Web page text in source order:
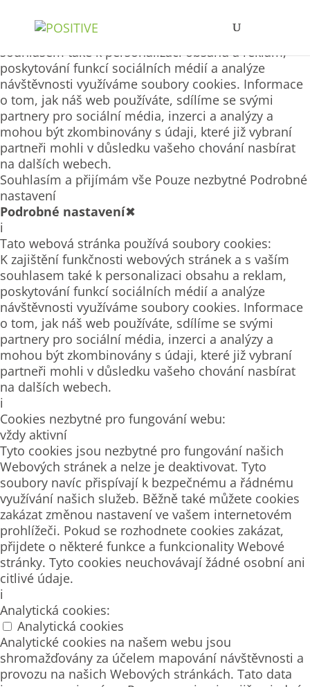
K zajištění funkčnosti webových stránek a s vaším
souhlasem také k personalizaci obsahu a reklam,
poskytování funkcí sociálních médií a analýze
návštěvnosti využíváme soubory cookies. Informace
o tom, jak náš web používáte, sdílíme se svými
partnery pro sociální média, inzerci a analýzy a
mohou být zkombinovány s údaji, které již vybraní
partneři mohli v důsledku vašeho chování nasbírat
na dalších webech.
Souhlasím a přijímám vše Pouze nezbytné Podrobné
nastavení
Podrobné nastavení✖
i
Tato webová stránka používá soubory cookies:
K zajištění funkčnosti webových stránek a s vaším
souhlasem také k personalizaci obsahu a reklam,
poskytování funkcí sociálních médií a analýze
návštěvnosti využíváme soubory cookies. Informace
o tom, jak náš web používáte, sdílíme se svými
partnery pro sociální média, inzerci a analýzy a
mohou být zkombinovány s údaji, které již vybraní
partneři mohli v důsledku vašeho chování nasbírat
na dalších webech.
i
Cookies nezbytné pro fungování webu:
vždy aktivní
Tyto cookies jsou nezbytné pro fungování našich
Webových stránek a nelze je deaktivovat. Tyto
soubory navíc přispívají k bezpečnému a řádnému
využívání našich služeb. Běžně také můžete cookies
zakázat změnou nastavení ve vašem internetovém
prohlížeči. Pokud se rozhodnete cookies zakázat,
přijdete o některé funkce a funkcionality Webové
stránky. Tyto cookies neuchovávají žádné osobní ani
citlivé údaje.
i
Analytická cookies:
Analytická cookies
Analytické cookies na našem webu jsou
shromažďovány za účelem mapování návštěvnosti a
provozu na našich Webových stránkách. Tato data